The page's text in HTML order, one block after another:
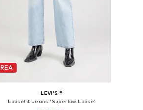
REA
LEVI'S ®
Loosefit Jeans 'Superlow Loose'